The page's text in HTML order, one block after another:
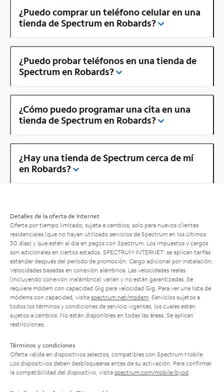
¿Puedo comprar un teléfono celular en una
tienda de Spectrum en Robards?
¿Puedo probar teléfonos en una tienda de
Spectrum en Robards?
¿Cómo puedo programar una cita en una
tienda de Spectrum en Robards?
¿Hay una tienda de Spectrum cerca de mí
en Robards?
Detalles de la oferta de Internet
Oferta por tiempo limitado; sujeta a cambios; solo para nuevos clientes
residenciales (que no hayan utilizado servicios de Spectrum en los últimos
30 días) y que estén al día en pagos con Spectrum. Los impuestos y cargos
son adicionales en ciertos estados. SPECTRUM INTERNET: se aplican tarifas
estándar después del período de promoción. Cargo adicional por instalación.
Velocidades basadas en conexión alámbrica. Las velocidades reales
(incluyendo conexión inalámbrica) varían y no están garantizadas. Se
requiere módem con capacidad Gig para velocidad Gig. Para ver una lista de
módems con capacidad, visita spectrum.net/modem . Servicios sujetos a
todos los términos y condiciones de servicio vigentes, los cuales están
sujetos a cambios. No están disponibles en todas las áreas. Se aplican
restricciones.
Términos y condiciones
Oferta válida en dispositivos selectos, compatibles con Spectrum Mobile.
Los dispositivos deben desbloquearse antes de su activación. Para confirmar
la compatibilidad del dispositivo, visita spectrum.com/mobile/byod